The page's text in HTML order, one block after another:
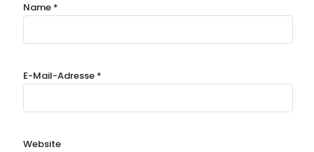
Name *
E-Mail-Adresse *
Website